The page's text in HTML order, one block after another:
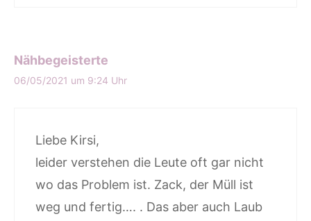
Nähbegeisterte
06/05/2021 um 9:24 Uhr
Liebe Kirsi,
leider verstehen die Leute oft gar nicht
wo das Problem ist. Zack, der Müll ist
weg und fertig…. . Das aber auch Laub